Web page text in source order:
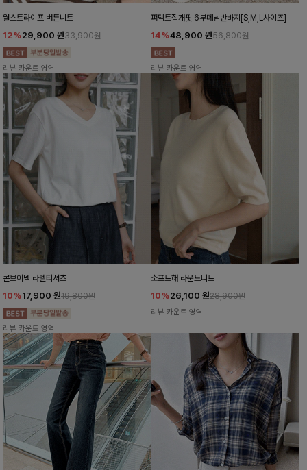
월스트라이프 버튼니트
12%29,900 원33,900원
리뷰 카운트 영역
퍼펙트절개핏 6부데님반바지[S,M,L사이즈]
14%48,900 원56,800원
리뷰 카운트 영역
콘브이넥 라벨티셔츠
10%17,900 원19,800원
리뷰 카운트 영역
소프트해 라운드니트
10%26,100 원28,900원
리뷰 카운트 영역